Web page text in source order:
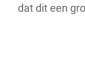
dat dit een